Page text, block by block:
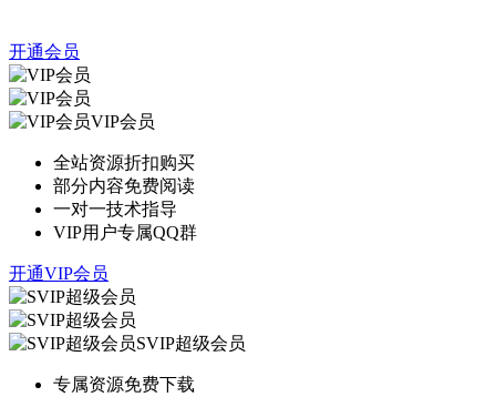
开通会员
VIP会员
全站资源折扣购买
部分内容免费阅读
一对一技术指导
VIP用户专属QQ群
开通VIP会员
SVIP超级会员
专属资源免费下载